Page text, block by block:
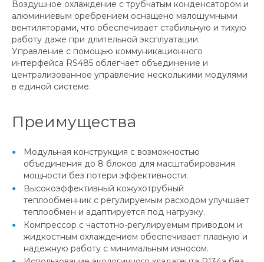
Воздушное охлаждение с трубчатым конденсатором и
алюминиевым оребрением оснащено малошумными
вентиляторами, что обеспечивает стабильную и тихую
работу даже при длительной эксплуатации.
Управление с помощью коммуникационного
интерфейса RS485 облегчает объединение и
централизованное управление несколькими модулями
в единой системе.
Преимущества
Модульная конструкция с возможностью
объединения до 8 блоков для масштабирования
мощности без потери эффективности.
Высокоэффективный кожухотрубный
теплообменник с регулируемым расходом улучшает
теплообмен и адаптируется под нагрузку.
Компрессор с частотно-регулируемым приводом и
жидкостным охлаждением обеспечивает плавную и
надежную работу с минимальным износом.